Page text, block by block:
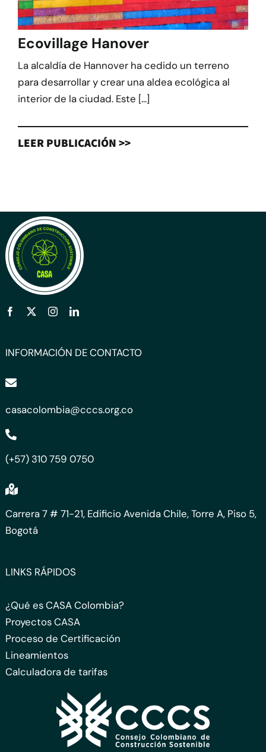
Ecovillage Hanover
La alcaldía de Hannover ha cedido un terreno
para desarrollar y crear una aldea ecológica al
interior de la ciudad. Este [...]
LEER PUBLICACIÓN >>
INFORMACIÓN DE CONTACTO
casacolombia@cccs.org.co
(+57) 310 759 0750
Carrera 7 # 71-21, Edificio Avenida Chile, Torre A, Piso 5,
Bogotá
LINKS RÁPIDOS
¿Qué es CASA Colombia?
Proyectos CASA
Proceso de Certificación
Lineamientos
Calculadora de tarifas